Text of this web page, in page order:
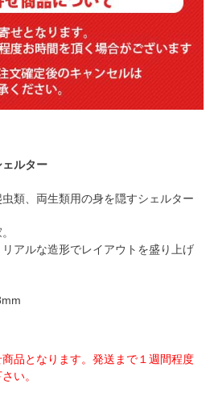
ルター
類、両生類用の身を隠すシェルター
アルな造形でレイアウトを盛り上げ
品となります。発送まで１週間程度
い。